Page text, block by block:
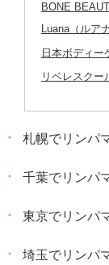
BONE
Luana（ルアナ
日本ボディー
リベレスクー
札幌でリンパ
千葉でリンパ
東京でリンパ
埼玉でリンパ